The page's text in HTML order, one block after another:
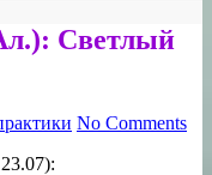
Светлый
No Comments